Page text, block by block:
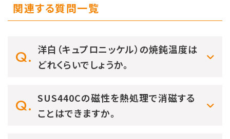
関連する質問一覧
洋白（キュプロニッケル）の焼鈍温度は
どれくらいでしょうか。
SUS440Cの磁性を熱処理で消磁する
ことはできますか。